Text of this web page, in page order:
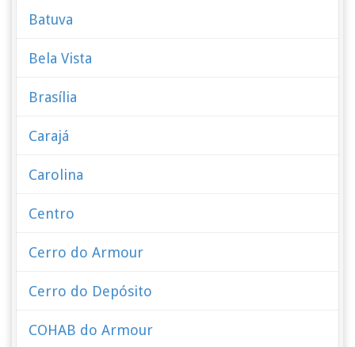
Batuva
Bela Vista
Brasília
Carajá
Carolina
Centro
Cerro do Armour
Cerro do Depósito
COHAB do Armour